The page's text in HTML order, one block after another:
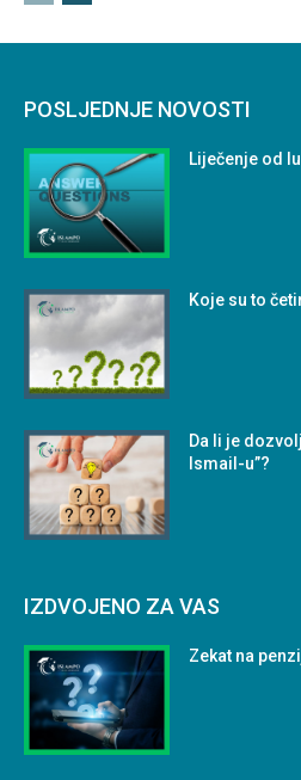
POSLJEDNJE NOVOSTI
Liječenje od
Koje su to
Da li je
Ismail-u”?
IZDVOJENO ZA VAS
Zekat na